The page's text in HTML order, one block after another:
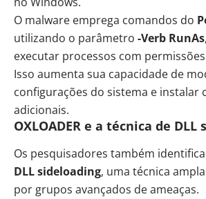
O malware emprega comandos do
utilizando o parâmetro -Verb RunAs
executar processos com
Isso aumenta sua capacidade de
configurações do sistema e instalar
adicionais.
OXLOADER e a técnica de
Os pesquisadores também
DLL sideloading, uma técnica
por grupos avançados de ameaças.